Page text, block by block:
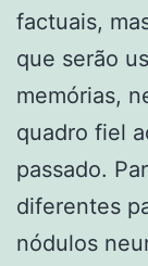
factuais,
que serão
memórias,
quadro fiel
passado.
diferentes
nódulos